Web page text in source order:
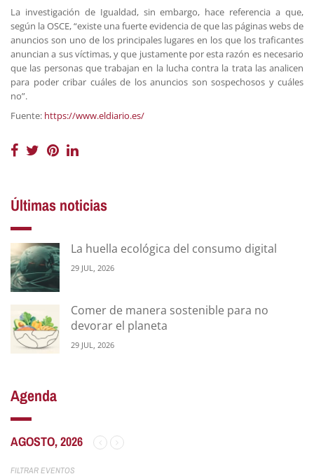
La investigación de Igualdad, sin embargo, hace referencia a que,
según la OSCE, “existe una fuerte evidencia de que las páginas webs de
anuncios son uno de los principales lugares en los que los traficantes
anuncian a sus víctimas, y que justamente por esta razón es necesario
que las personas que trabajan en la lucha contra la trata las analicen
para poder cribar cuáles de los anuncios son sospechosos y cuáles
no”.
Fuente: https://www.eldiario.es/
Últimas noticias
La huella ecológica del consumo digital
29 JUL, 2026
Comer de manera sostenible para no
devorar el planeta
29 JUL, 2026
Agenda
AGOSTO, 2026
FILTRAR EVENTOS